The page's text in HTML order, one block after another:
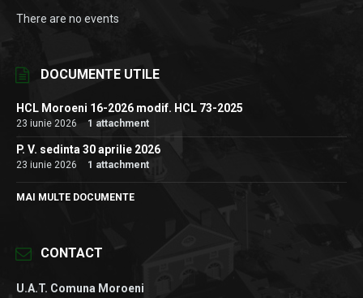
There are no events
DOCUMENTE UTILE
HCL Moroeni 16-2026 modif. HCL 73-2025
23 iunie 2026 1 attachment
P. V. sedinta 30 aprilie 2026
23 iunie 2026 1 attachment
MAI MULTE DOCUMENTE
CONTACT
U.A.T. Comuna Moroeni